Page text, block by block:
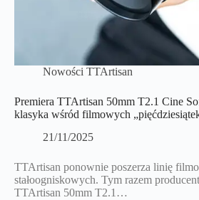
Nowości TTArtisan
Premiera TTArtisan 50mm T2.1 Cine
klasyka wśród filmowych
21/11/2025
TTArtisan ponownie poszerza linię
stałoogniskowych. Tym razem
TTArtisan 50mm T2.1…